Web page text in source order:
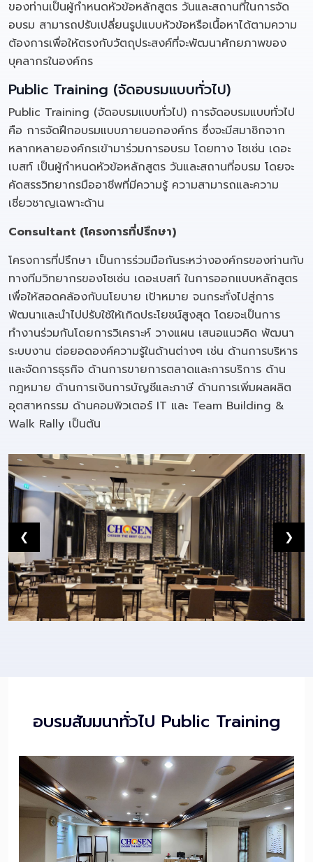
ของท่านเป็นผู้กำหนดหัวข้อหลักสูตร วันและสถานที่ในการจัด
อบรม สามารถปรับเปลี่ยนรูปแบบหัวข้อหรือเนื้อหาได้ตามความ
ต้องการเพื่อให้ตรงกับวัตถุประสงค์ที่จะพัฒนาศักยภาพของ
บุคลากรในองค์กร
Public Training (จัดอบรมแบบทั่วไป)
Public Training (จัดอบรมแบบทั่วไป) การจัดอบรมแบบทั่วไป
คือ การจัดฝึกอบรมแบบภายนอกองค์กร ซึ่งจะมีสมาชิกจาก
หลากหลายองค์กรเข้ามาร่วมการอบรม โดยทาง โชเซ่น เดอะ
เบสท์ เป็นผู้กำหนดหัวข้อหลักสูตร วันและสถานที่อบรม โดยจะ
คัดสรรวิทยากรมืออาชีพที่มีความรู้ ความสามารถและความ
เชี่ยวชาญเฉพาะด้าน
Consultant (โครงการที่ปรึกษา)
โครงการที่ปรึกษา เป็นการร่วมมือกันระหว่างองค์กรของท่านกับ
ทางทีมวิทยากรของโชเซ่น เดอะเบสท์ ในการออกแบบหลักสูตร
เพื่อให้สอดคล้องกับนโยบาย เป้าหมาย จนกระทั่งไปสู่การ
พัฒนาและนำไปปรับใช้ให้เกิดประโยชน์สูงสุด โดยจะเป็นการ
ทำงานร่วมกันโดยการวิเคราะห์ วางแผน เสนอแนวคิด พัฒนา
ระบบงาน ต่อยอดองค์ความรู้ในด้านต่างๆ เช่น ด้านการบริหาร
และจัดการธุรกิจ ด้านการขายการตลาดและการบริการ ด้าน
กฎหมาย ด้านการเงินการบัญชีและภาษี ด้านการเพิ่มผลผลิต
อุตสาหกรรม ด้านคอมพิวเตอร์ IT และ Team Building &
Walk Rally เป็นต้น
❮ ❯
อบรมสัมมนาทั่วไป Public Training